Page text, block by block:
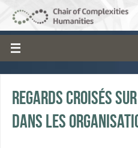
Regards croisés
dans les